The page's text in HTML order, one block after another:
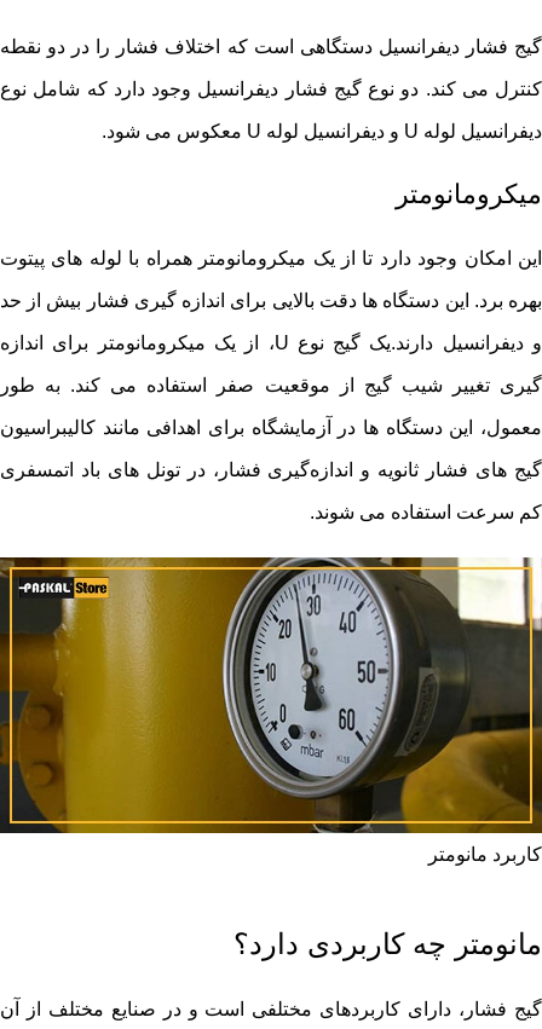
گیج فشار دیفرانسیل دستگاهی است که اختلاف فشار را در دو نقطه
کنترل می کند. دو نوع گیج فشار دیفرانسیل وجود دارد که شامل نوع
دیفرانسیل لوله U و دیفرانسیل لوله U معکوس می شود.
میکرومانومتر
این امکان وجود دارد تا از یک میکرومانومتر همراه با لوله های پیتوت
بهره برد. این دستگاه ها دقت بالایی برای اندازه گیری فشار بیش از حد
و دیفرانسیل دارند.یک گیج نوع U، از یک میکرومانومتر برای اندازه‌
گیری تغییر شیب گیج از موقعیت صفر استفاده می‌ کند. به طور
معمول، این دستگاه ها در آزمایشگاه برای اهدافی مانند کالیبراسیون
گیج های فشار ثانویه و اندازه‌گیری فشار، در تونل‌ های باد اتمسفری
کم سرعت استفاده می ‌شوند.
کاربرد مانومتر
مانومتر چه کاربردی دارد؟
گیج فشار، دارای کاربردهای مختلفی است و در صنایع مختلف از آن